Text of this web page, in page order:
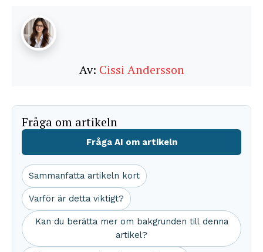
Av: Cissi Andersson
Fråga om artikeln
Fråga AI om artikeln
Sammanfatta artikeln kort
Varför är detta viktigt?
Kan du berätta mer om bakgrunden till denna
artikel?